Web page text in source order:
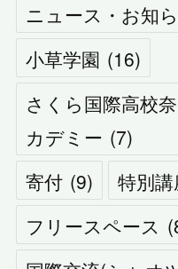
ニュース・お知
小草学園 (16)
さくら国際高校
カデミー (7)
寄付 (9) 特別講
フリースペース (